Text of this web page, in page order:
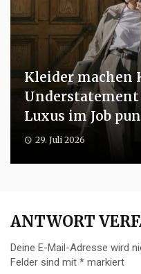
Kleider machen
Luxus im Job
29. Juli 2026
ANTWORT
Deine E-Mail-Adresse wird
Felder sind mit * markiert